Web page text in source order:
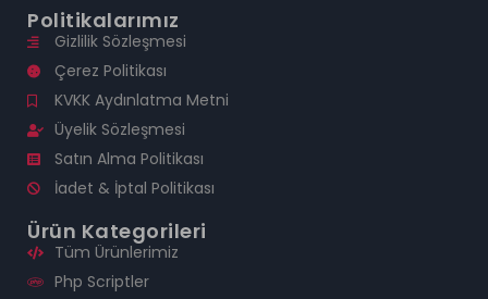
Politikalarımız
Gizlilik Sözleşmesi
Çerez Politikası
KVKK Aydınlatma Metni
Üyelik Sözleşmesi
Satın Alma Politikası
İadet & İptal Politikası
Ürün Kategorileri
Tüm Ürünlerimiz
Php Scriptler